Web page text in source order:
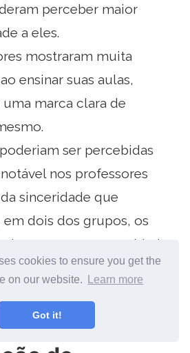
cookies to ensure you get the
on our website.
Learn more
Got it!
perceber maior
a eles.
mostraram muita
ensinar suas aulas,
uma marca clara de
ser percebidas
nos professores
sinceridade que
em dois dos grupos, os
demonstraram veracidade
enquanto no grupo 1
ensinar seu assunto..